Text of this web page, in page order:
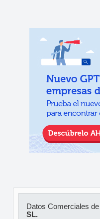
Datos Comerciales de
SL.